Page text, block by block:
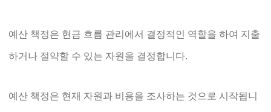
예산 책정은 현금 흐름 관리에서 결정적인 역할을 하여 지출
하거나 절약할 수 있는 자원을 결정합니다.
예산 책정은 현재 자원과 비용을 조사하는 것으로 시작됩니